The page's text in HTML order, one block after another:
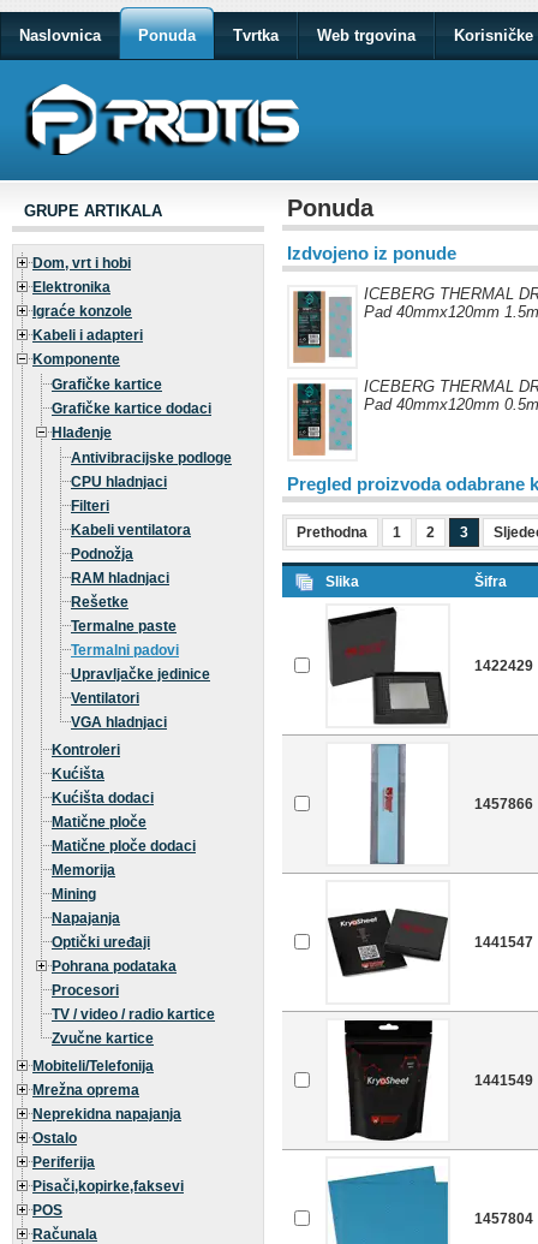
Naslovnica Ponuda Tvrtka Web trgovina Korisničke
GRUPE ARTIKALA
Dom, vrt i hobi
Elektronika
Igraće konzole
Kabeli i adapteri
Komponente
Grafičke kartice
Grafičke kartice dodaci
Hlađenje
Antivibracijske podloge
CPU hladnjaci
Filteri
Kabeli ventilatora
Podnožja
RAM hladnjaci
Rešetke
Termalne paste
Termalni padovi
Upravljačke jedinice
Ventilatori
VGA hladnjaci
Kontroleri
Kućišta
Kućišta dodaci
Matične ploče
Matične ploče dodaci
Memorija
Mining
Napajanja
Optički uređaji
Pohrana podataka
Procesori
TV / video / radio kartice
Zvučne kartice
Mobiteli/Telefonija
Mrežna oprema
Neprekidna napajanja
Ostalo
Periferija
Pisači,kopirke,faksevi
POS
Računala
Ponuda
Izdvojeno iz ponude
ICEBERG THERMAL
Pad 40mmx120mm
ICEBERG THERMAL
Pad 40mmx120mm
Pregled proizvoda odabrane
Prethodna 1 2 3
Slika Šifra
1422429
1457866
1441547
1441549
1457804